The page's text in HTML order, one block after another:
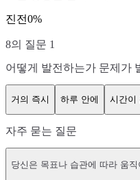
진전0%
8의 질문 1
어떻게 발전하는가 문제가
거의 즉시 하루 안에 시간이
자주 묻는 질문
당신은 목표나 습관에 따라 움